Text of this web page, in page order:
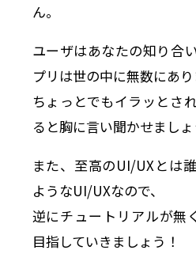
ん。
ユーザはあなたの知り合
プリは世の中に無数にあり
ちょっとでもイラッとさ
ると胸に言い聞かせましょ
また、至高のUI/UXとは
ようなUI/UXなので、
逆にチュートリアルが無
目指していきましょう！